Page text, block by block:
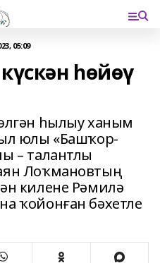
05:09
һөйөү
һылыу ханым
юлы «Башҡор­
– талантлы
Лоҡмановтың
килене Рәмилә
ҡойонған бәхетле